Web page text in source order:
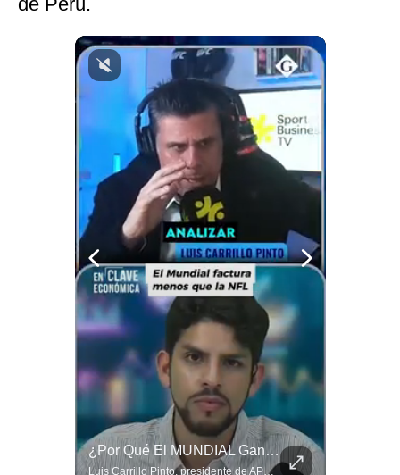
Podcast
Gestión TV
Condiciones
Frecuentes
¿Por Qué El MUNDIAL Gana Menos Que La NFL? | #EnClaveEconómica
Luis Carrillo Pinto, presidente de APEMD,compara el negocio de la Copa del Mundo con las principales ligas estadounidenses: la FIFA recauda alrededor de US$15,000 millones en cuatro años, mientras que la NFL genera cerca de US$20,000 millones en solo un año. El Presidente de la Asociación Peruana de Marketing Deportivo explica los planes de Infantino para vender el 20% de una nueva empresa encargada de los activos comerciales del Mundial. #FIFA #NFL #MarketingDeportivo #LuisCarrilloPinto #APEMD #Mundial #Futbol #Deportes #Negocios #Shorts 👉 Suscríbete y activa la campana para no perderte nuestro análisis diario. 🌎 Síguenos en nuestras redes sociales: 📌 Web oficial: https://gestion.pe/mundo/ 📌 LinkedIn: http://bit.ly/3HYIET0 📌 X (Twitter): http://bit.ly/4noZtX9 📌 TikTok: http://bit.ly/4evB6TO